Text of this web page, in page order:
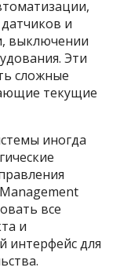
и
выключении
Эти
сложные
текущие
иногда
все
и
интерфейс для